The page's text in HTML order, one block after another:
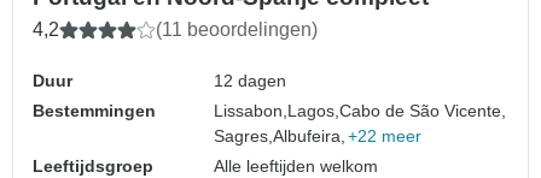
4,2 (11 beoordelingen)
Duur
12 dagen
Bestemmingen
Lissabon, Lagos,Cabo de São Vicente,
Sagres,Albufeira, +22 meer
Leeftijdsgroep
Alle leeftijden welkom